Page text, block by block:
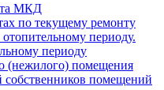
МКД
по текущему ремонту
периоду.
периоду
(нежилого) помещения
помещений